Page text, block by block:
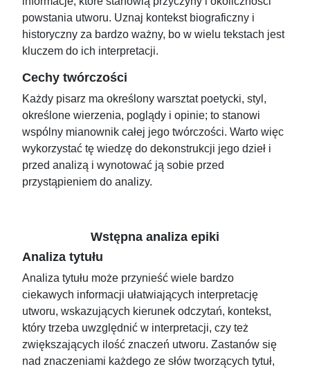
powstania utworu. Uznaj kontekst biograficzny i
historyczny za bardzo ważny, bo w wielu tekstach jest
kluczem do ich interpretacji.
Cechy twórczości
Każdy pisarz ma określony warsztat poetycki, styl,
określone wierzenia, poglądy i opinie; to stanowi
wspólny mianownik całej jego twórczości. Warto więc
wykorzystać tę wiedzę do dekonstrukcji jego dzieł i
przed analizą i wynotować ją sobie przed
przystąpieniem do analizy.
Wstępna analiza epiki
Analiza tytułu
Analiza tytułu może przynieść wiele bardzo
ciekawych informacji ułatwiających interpretację
utworu, wskazujących kierunek odczytań, kontekst,
który trzeba uwzględnić w interpretacji, czy też
zwiększających ilość znaczeń utworu. Zastanów się
nad znaczeniami każdego ze słów tworzących tytuł,